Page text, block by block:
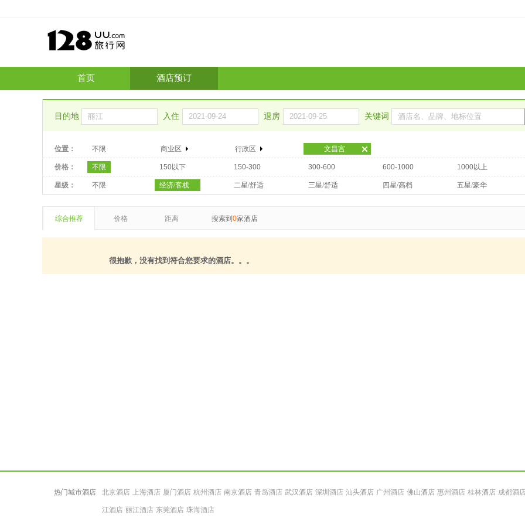
首页 酒店预订
目的地 入住 退房 关键词
位置： 不限 商业区 行政区 文昌宫
价格： 不限 150以下 150-300 300-600 600-1000 1000以上
星级： 不限 经济/客栈 二星/舒适 三星/舒适 四星/高档 五星/豪华
综合推荐 价格 距离 搜索到 0家酒店
很抱歉，没有找到符合您要求的酒店。。。
热门城市酒店 北京酒店 上海酒店 厦门酒店 杭州酒店 南京酒店 青岛酒店 武汉酒店 深圳酒店 汕头酒店 广州酒店 佛山酒店 惠州酒店 桂林酒店 成都酒
江酒店 丽江酒店 东莞酒店 珠海酒店